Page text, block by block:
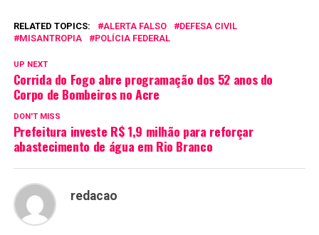
RELATED TOPICS: ALERTA FALSO
DEFESA CIVIL
MISANTROPIA
POLÍCIA FEDERAL
UP NEXT
Corrida do Fogo abre programação dos 52 anos do
Corpo de Bombeiros no Acre
DON'T MISS
Prefeitura investe R$ 1,9 milhão para reforçar
abastecimento de água em Rio Branco
redacao